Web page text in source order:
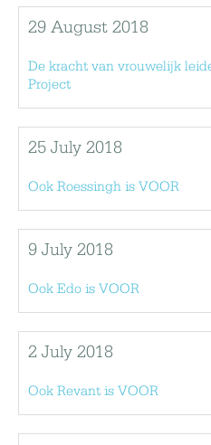
29 August 2018
De kracht van vrouwelijk
Project
25 July 2018
Ook Roessingh is VOOR
9 July 2018
Ook Edo is VOOR
2 July 2018
Ook Revant is VOOR